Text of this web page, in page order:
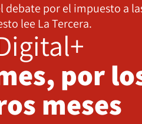
por el impuesto a
lee La Tercera.
por
meses